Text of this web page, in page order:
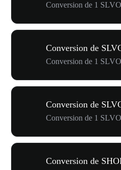
Conversion de 1
Conversion de
Conversion de 1
Conversion de
Conversion de 1
Conversion de